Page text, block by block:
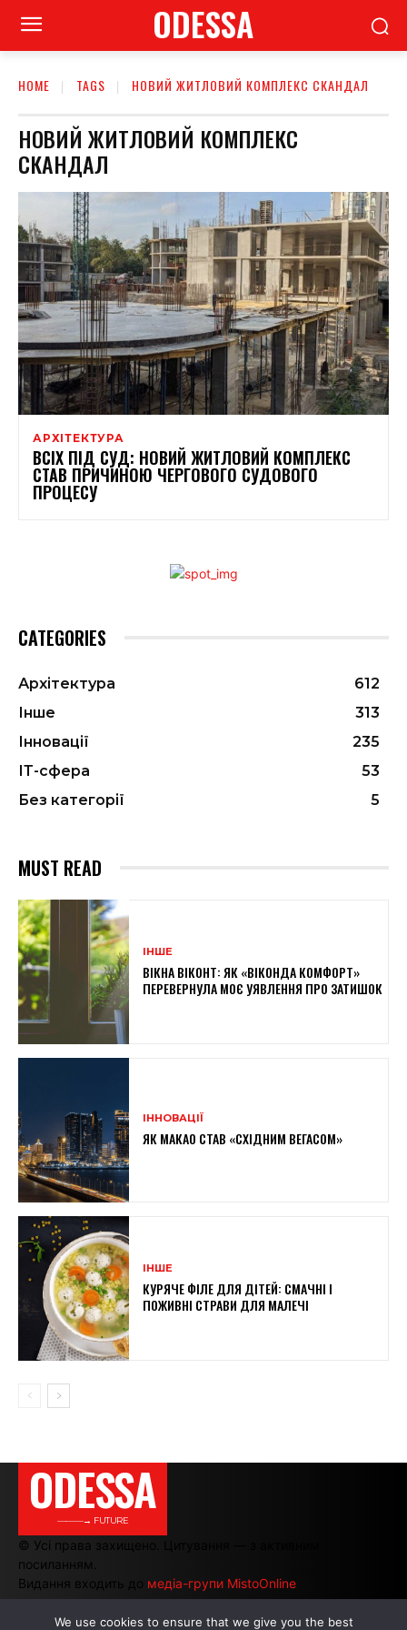
ODESSA
HOME TAGS НОВИЙ ЖИТЛОВИЙ КОМПЛЕКС СКАНДАЛ
НОВИЙ ЖИТЛОВИЙ КОМПЛЕКС
СКАНДАЛ
АРХІТЕКТУРА
ВСІХ ПІД СУД: НОВИЙ ЖИТЛОВИЙ КОМПЛЕКС
СТАВ ПРИЧИНОЮ ЧЕРГОВОГО СУДОВОГО
ПРОЦЕСУ
CATEGORIES
Архітектура
612
Інше
313
Інновації
235
ІТ-сфера
53
Без категорії
5
MUST READ
ІНШЕ
ВІКНА ВІКОНТ: ЯК «ВІКОНДА КОМФОРТ»
ПЕРЕВЕРНУЛА МОЄ УЯВЛЕННЯ ПРО ЗАТИШОК
ІННОВАЦІЇ
ЯК МАКАО СТАВ «СХІДНИМ ВЕГАСОМ»
ІНШЕ
КУРЯЧЕ ФІЛЕ ДЛЯ ДІТЕЙ: СМАЧНІ І
ПОЖИВНІ СТРАВИ ДЛЯ МАЛЕЧІ
ODESSA
———→ FUTURE
© Усі права захищено. Цитування — з активним
посиланням.
Видання входить до медіа-групи MistoOnline
We use cookies to ensure that we give you the best